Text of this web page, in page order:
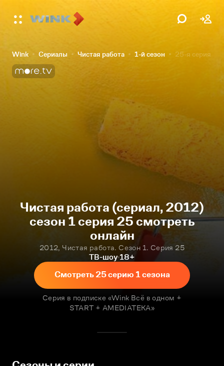
Wink Сериалы Чистая работа 1-й сезон 25-я серия
Чистая работа (сериал, 2012)
сезон 1 серия 25 смотреть
онлайн
2012, Чистая работа. Сезон 1. Серия 25
ТВ-шоу 18+
Смотреть 25 серию 1 сезона
Серия в подписке «Wink Всё в одном +
START + AMEDIATEKA»